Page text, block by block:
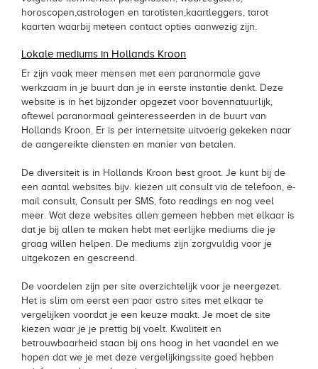
horoscopen,astrologen en tarotisten,kaartleggers, tarot
kaarten waarbij meteen contact opties aanwezig zijn.
Lokale mediums in Hollands Kroon
Er zijn vaak meer mensen met een paranormale gave
werkzaam in je buurt dan je in eerste instantie denkt. Deze
website is in het bijzonder opgezet voor bovennatuurlijk,
oftewel paranormaal geinteresseerden in de buurt van
Hollands Kroon. Er is per internetsite uitvoerig gekeken naar
de aangereikte diensten en manier van betalen.
De diversiteit is in Hollands Kroon best groot. Je kunt bij de
een aantal websites bijv. kiezen uit consult via de telefoon, e-
mail consult, Consult per SMS, foto readings en nog veel
meer. Wat deze websites allen gemeen hebben met elkaar is
dat je bij allen te maken hebt met eerlijke mediums die je
graag willen helpen. De mediums zijn zorgvuldig voor je
uitgekozen en gescreend.
De voordelen zijn per site overzichtelijk voor je neergezet.
Het is slim om eerst een paar astro sites met elkaar te
vergelijken voordat je een keuze maakt. Je moet de site
kiezen waar je je prettig bij voelt. Kwaliteit en
betrouwbaarheid staan bij ons hoog in het vaandel en we
hopen dat we je met deze vergelijkingssite goed hebben